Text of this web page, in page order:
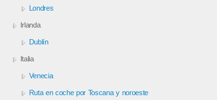
Londres
Irlanda
Dublín
Italia
Venecia
Ruta en coche por Toscana y noroeste